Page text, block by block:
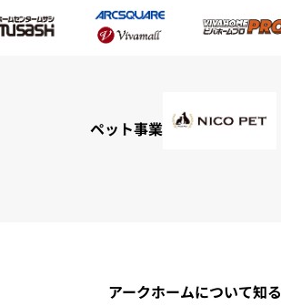
ペット事業
アークホームについて知る